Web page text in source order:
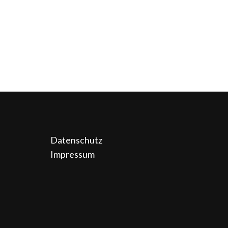
Datenschutz
Impressum